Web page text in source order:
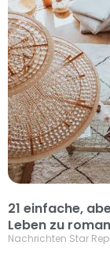
21 einfache,
Leben zu
Nachrichten Star